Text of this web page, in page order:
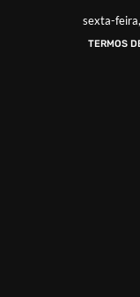
sexta-
TERMOS